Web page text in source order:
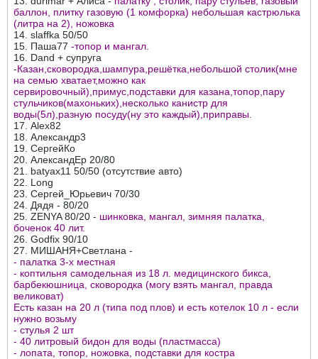
баллон, плитку газовую (1 комфорка) небольшая кастрюлька
(литра на 2), ножовка
14. slaffka 50/50
15. Паша77 -топор и мангал.
16. Dand + супруга
-Казан,сковородка,шампура,решётка,небольшой столик(мне
на семью хватает,можно как
сервировочный),примус,подставки для казана,топор,пару
стульчиков(махоньких),несколько канистр для
воды(5л),разную посуду(ну это каждый),приправы.
17. Alex82
18. Александр3
19. СергейКо
20. АлександЕр 20/80
21. batyax11 50/50 (отсутствие авто)
22. Long
23. Сергей_Юрьевич 70/30
24. Дядя - 80/20
25. ZENYA 80/20 - шинковка, мангал, зимняя палатка,
боченок 40 лит.
26. Godfix 90/10
27. МИШАНЯ+Светлана -
- палатка 3-х местная
- коптильня самодельная из 18 л. медицинского бикса,
барбекюшница, сковородка (могу взять мангал, правда
великоват)
Есть казан на 20 л (типа под плов) и есть котелок 10 л - если
нужно возьму
- стулья 2 шт
- 40 литровый бидон для воды (пластмасса)
- лопата, топор, ножовка, подставки для костра